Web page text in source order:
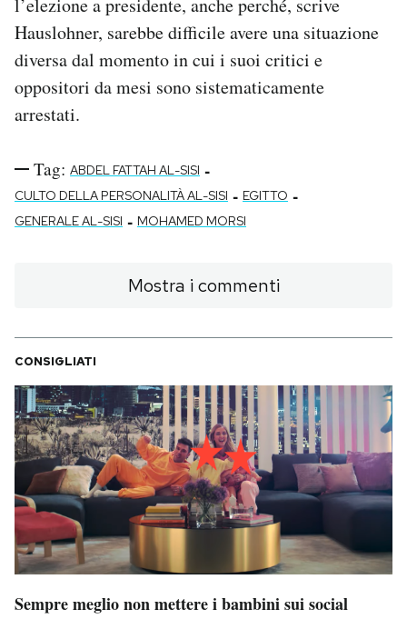
l’elezione a presidente, anche perché, scrive
Hauslohner, sarebbe difficile avere una situazione
diversa dal momento in cui i suoi critici e
oppositori da mesi sono sistematicamente
arrestati.
Tag: ABDEL FATTAH AL-SISI -
CULTO DELLA PERSONALITÀ AL-SISI - EGITTO -
GENERALE AL-SISI - MOHAMED MORSI
Mostra i commenti
CONSIGLIATI
Sempre meglio non mettere i bambini sui social